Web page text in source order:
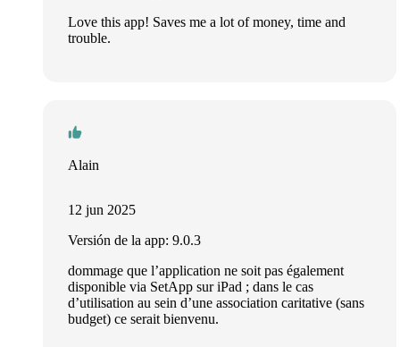
Love this app! Saves me a lot of money, time and
trouble.
Alain
12 jun 2025
Versión de la app: 9.0.3
dommage que l’application ne soit pas également
disponible via SetApp sur iPad ; dans le cas
d’utilisation au sein d’une association caritative (sans
budget) ce serait bienvenu.